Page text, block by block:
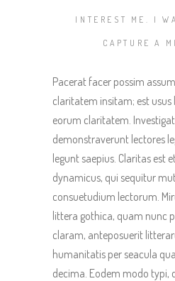
INTEREST ME. I
CAPTURE A
Pacerat facer possim
claritatem insitam; est usus
eorum claritatem.
demonstraverunt lectores
legunt saepius. Claritas est
dynamicus, qui sequitur
consuetudium lectorum.
littera gothica, quam nunc
claram, anteposuerit
humanitatis per seacula
decima. Eodem modo typi,